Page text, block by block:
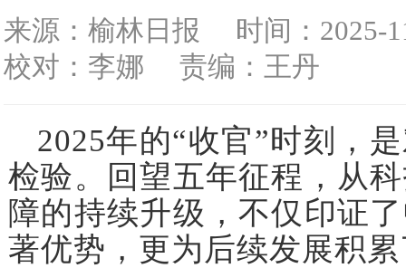
来源：榆林日报
时间：2025-
校对：李娜
责编：王丹
2025年的“收官”时刻，
检验。回望五年征程，从
障的持续升级，不仅印证
著优势，更为后续发展积